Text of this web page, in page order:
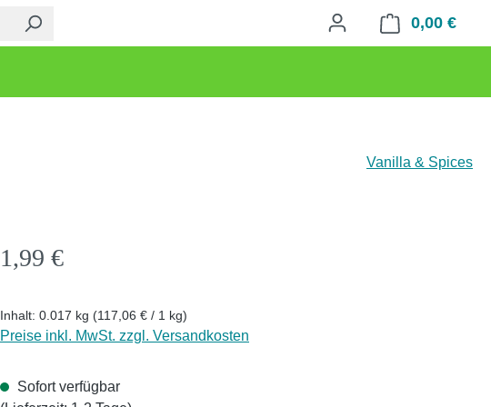
0,00 €
Vanilla & Spices
Regulärer Preis:
1,99 €
Inhalt: 0.017 kg (117,06 € / 1 kg)
Preise inkl. MwSt. zzgl. Versandkosten
Sofort verfügbar